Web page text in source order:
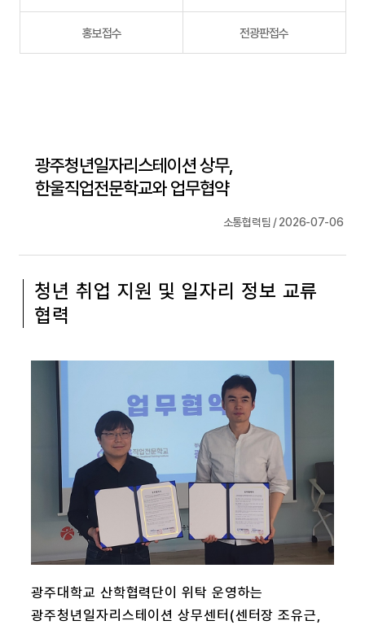
홍보접수 전광판접수
광주청년일자리스테이션 상무,
한울직업전문학교와 업무협약
소통협력팀 / 2026-07-06
청년 취업 지원 및 일자리 정보 교류
협력
광주대학교 산학협력단이 위탁 운영하는
광주청년일자리스테이션 상무센터(센터장 조유근,